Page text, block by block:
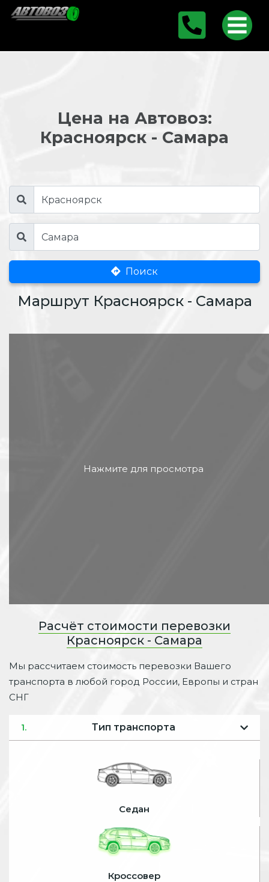
Цена на Автовоз:
Красноярск - Самара
Поиск
Маршрут Красноярск - Самара
Расчёт стоимости перевозки
Красноярск - Самара
Мы рассчитаем стоимость перевозки Вашего
транспорта в любой город России, Европы и стран
СНГ
1. Тип транспорта
Седан
Кроссовер